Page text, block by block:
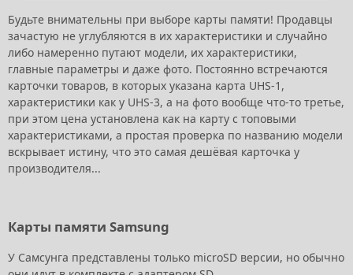
Будьте внимательны при выборе карты памяти! Продавцы
зачастую не углубляются в их характеристики и случайно
либо намеренно путают модели, их характеристики,
главные параметры и даже фото. Постоянно встречаются
карточки товаров, в которых указана карта UHS-1,
характеристики как у UHS-3, а на фото вообще что-то третье,
при этом цена установлена как на карту с топовыми
характеристиками, а простая проверка по названию модели
вскрывает истину, что это самая дешёвая карточка у
производителя...
Карты памяти Samsung
У Самсунга представлены только microSD версии, но обычно